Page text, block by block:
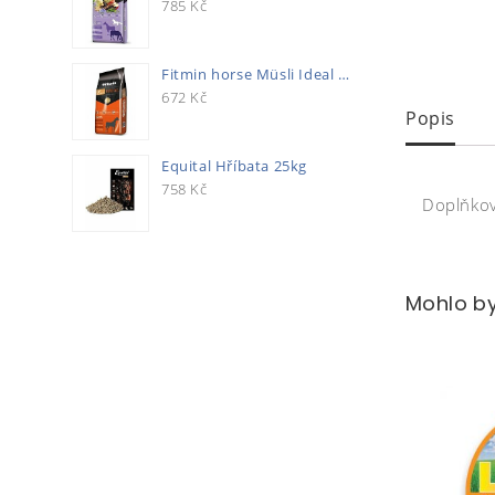
Popis
Mohlo
785 Kč
Fitmin horse Müsli Ideal 20kg
672 Kč
Equital Hříbata 25kg
758 Kč